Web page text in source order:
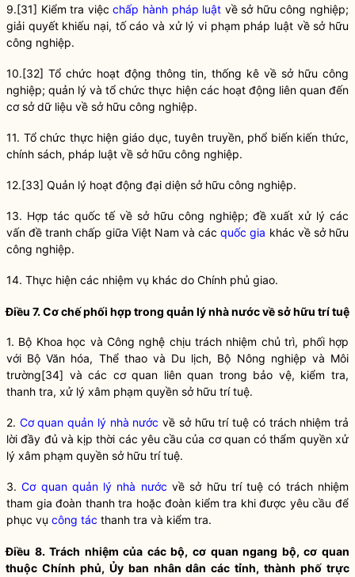
9.[31] Kiểm tra việcchấp hành pháp luật về sở hữu công nghiệp;
giải quyết khiếu nại, tố cáo và xử lý vi phạm pháp luật về sở hữu
công nghiệp.
10.[32] Tổ chức hoạt động thông tin, thống kê về sở hữu công
nghiệp; quản lý và tổ chức thực hiện các hoạt động liên quan đến
cơ sở dữ liệu về sở hữu công nghiệp.
11. Tổ chức thực hiện giáo dục, tuyên truyền, phổ biến kiến thức,
chính sách, pháp luật về sở hữu công nghiệp.
12.[33] Quản lý hoạt động đại diện sở hữu công nghiệp.
13. Hợp tác quốc tế về sở hữu công nghiệp; đề xuất xử lý các
vấn đề tranh chấp giữa Việt Nam và cácquốc gia khác về sở hữu
công nghiệp.
14. Thực hiện các nhiệm vụ khác do Chính phủ giao.
Điều 7. Cơ chế phối hợp trong quản lý nhà nướcvề sở hữu trí tuệ
1. Bộ Khoa học và Công nghệ chịu trách nhiệm chủ trì, phối hợp
với Bộ Văn hóa, Thể thao và Du lịch, Bộ Nông nghiệp và Môi
trường[34] và các cơ quan liên quan trong bảo vệ, kiểm tra,
thanh tra, xử lý xâm phạm quyền sở hữu trí tuệ.
2. Cơ quan quản lý nhà nước về sở hữu trí tuệ có trách nhiệm trả
lời đầy đủ và kịp thời các yêu cầu của cơ quan có thẩm quyềnxử
lý xâm phạm quyền sở hữu trí tuệ.
3.Cơ quan quản lý nhà nước về sở hữu trí tuệ có trách nhiệm
tham gia đoàn thanh tra hoặc đoàn kiểm tra khi được yêu cầu để
phục vụ công tác thanh tra và kiểm tra.
Điều 8. Trách nhiệm của các bộ, cơ quan ngang bộ, cơ quan
thuộc Chính phủ, Ủy ban nhân dân các tỉnh, thành phố trực